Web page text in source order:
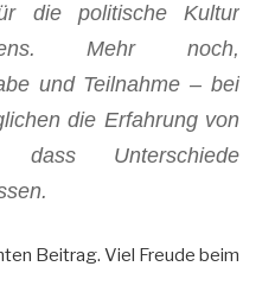
die politische Kultur
Mehr noch,
und Teilnahme – bei
die Erfahrung von
dass Unterschiede
Beitrag. Viel Freude beim